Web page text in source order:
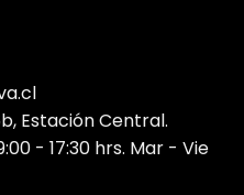
Estación Central.
- 17:30 hrs. Mar - Vie